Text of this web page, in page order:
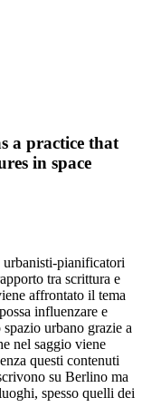
a practice that
in space
urbanisti-pianificatori
tra scrittura e
affrontato il tema
influenzare e
urbano grazie a
nel saggio viene
questi contenuti
su Berlino ma
spesso quelli dei